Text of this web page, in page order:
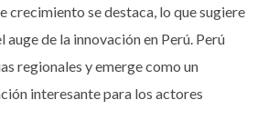
crecimiento se destaca, lo que sugiere
auge de la innovación en Perú. Perú
regionales y emerge como un
interesante para los actores